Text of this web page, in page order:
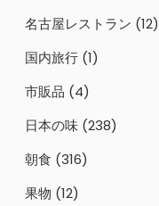
名古屋レストラン (12)
国内旅行 (1)
市販品 (4)
日本の味 (238)
朝食 (316)
果物 (12)